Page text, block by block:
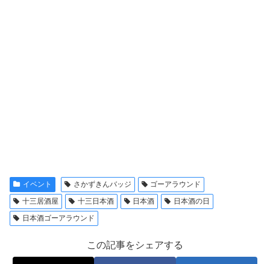
イベント さかずきんバッジ
ゴーアラウンド
十三居酒屋
十三日本酒 日本酒
日本酒の日
日本酒ゴーアラウンド
この記事をシェアする